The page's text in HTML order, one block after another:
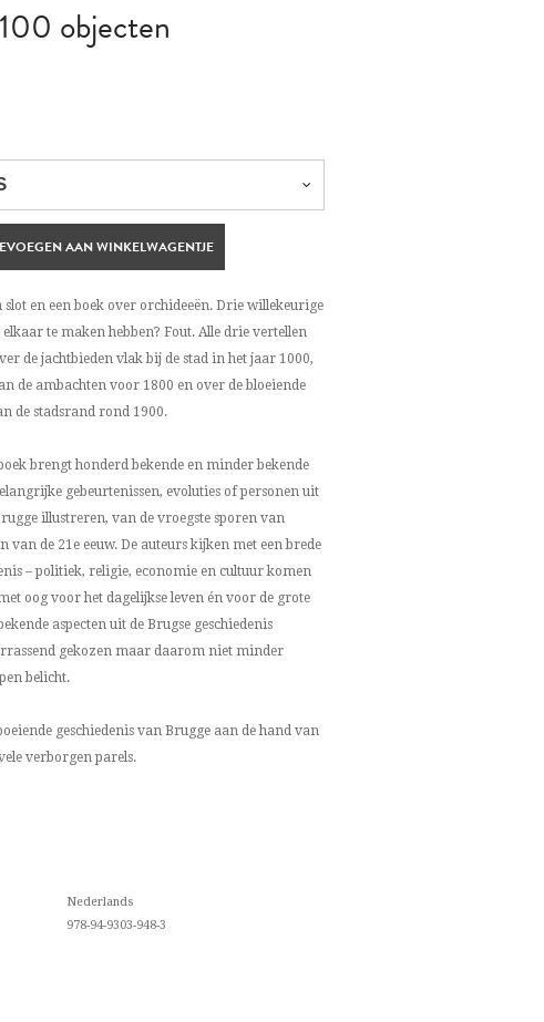
objecten
AAN WINKELWAGENTJE
slot en een boek over orchideeën. Drie willekeurige
te maken hebben? Fout. Alle drie vertellen
de jachtbieden vlak bij de stad in het jaar 1000,
de ambachten voor 1800 en over de bloeiende
de stadsrand rond 1900.
brengt honderd bekende en minder bekende
gebeurtenissen, evoluties of personen uit
illustreren, van de vroegste sporen van
van de 21e eeuw. De auteurs kijken met een brede
– politiek, religie, economie en cultuur komen
oog voor het dagelijkse leven én voor de grote
aspecten uit de Brugse geschiedenis
gekozen maar daarom niet minder
belicht.
geschiedenis van Brugge aan de hand van
verborgen parels.
Nederlands
978-94-9303-948-3